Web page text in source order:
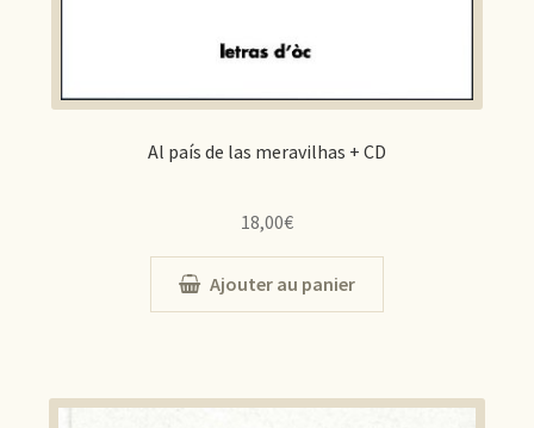
Al país de las meravilhas + CD
18,00€
Ajouter au panier